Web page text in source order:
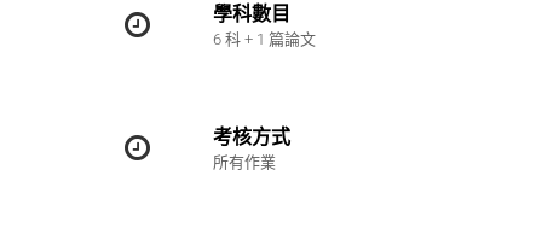
學科數目
6 科 + 1 篇論文
考核方式
所有作業